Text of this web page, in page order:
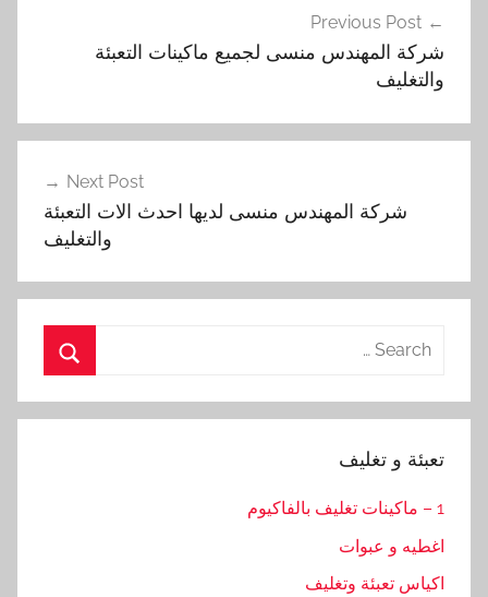
المقالات
Previous Post
شركة المهندس منسى لجميع ماكينات التعبئة
والتغليف
Next Post
شركة المهندس منسى لديها احدث الات التعبئة
والتغليف
Search
تعبئة و تغليف
1 – ماكينات تغليف بالفاكيوم
اغطيه و عبوات
اكياس تعبئة وتغليف